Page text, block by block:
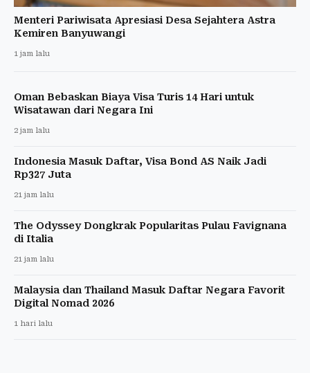
Menteri Pariwisata Apresiasi Desa Sejahtera Astra
Kemiren Banyuwangi
1 jam lalu
Oman Bebaskan Biaya Visa Turis 14 Hari untuk
Wisatawan dari Negara Ini
2 jam lalu
Indonesia Masuk Daftar, Visa Bond AS Naik Jadi
Rp327 Juta
21 jam lalu
The Odyssey Dongkrak Popularitas Pulau Favignana
di Italia
21 jam lalu
Malaysia dan Thailand Masuk Daftar Negara Favorit
Digital Nomad 2026
1 hari lalu